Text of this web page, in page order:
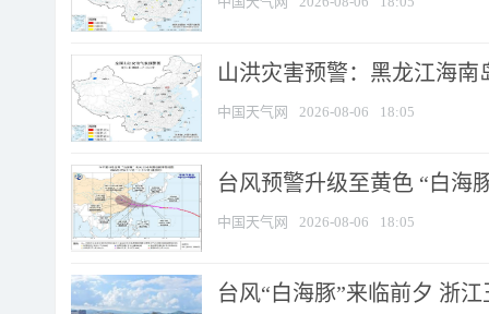
山洪灾害预警：黑龙江海
中国天气网 2026-08-06 18:05
台风预警升级至黄色 “白海
中国天气网 2026-08-06 18:05
台风“白海豚”来临前夕 浙